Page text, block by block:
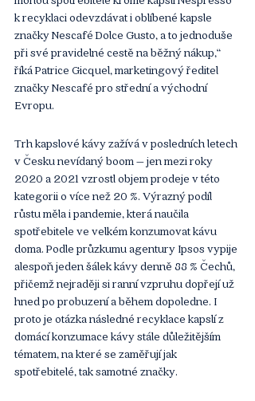
k recyklaci odevzdávat i oblíbené kapsle
značky Nescafé Dolce Gusto, a to jednoduše
při své pravidelné cestě na běžný nákup,“
říká Patrice Gicquel, marketingový ředitel
značky Nescafé pro střední a východní
Evropu.
Trh kapslové kávy zažívá v posledních letech
v Česku nevídaný boom – jen mezi roky
2020 a 2021 vzrostl objem prodeje v této
kategorii o více než 20 %. Výrazný podíl
růstu měla i pandemie, která naučila
spotřebitele ve velkém konzumovat kávu
doma. Podle průzkumu agentury Ipsos vypije
alespoň jeden šálek kávy denně 88 % Čechů,
přičemž nejraději si ranní vzpruhu dopřejí už
hned po probuzení a během dopoledne. I
proto je otázka následné recyklace kapslí z
domácí konzumace kávy stále důležitějším
tématem, na které se zaměřují jak
spotřebitelé, tak samotné značky.